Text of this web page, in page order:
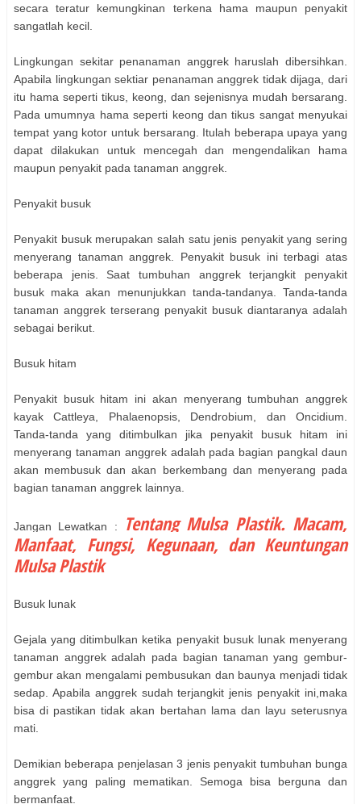
secara teratur kemungkinan terkena hama maupun penyakit
sangatlah kecil.
Lingkungan sekitar penanaman anggrek haruslah dibersihkan.
Apabila lingkungan sektiar penanaman anggrek tidak dijaga, dari
itu hama seperti tikus, keong, dan sejenisnya mudah bersarang.
Pada umumnya hama seperti keong dan tikus sangat menyukai
tempat yang kotor untuk bersarang. Itulah beberapa upaya yang
dapat dilakukan untuk mencegah dan mengendalikan hama
maupun penyakit pada tanaman anggrek.
Penyakit busuk
Penyakit busuk merupakan salah satu jenis penyakit yang sering
menyerang tanaman anggrek. Penyakit busuk ini terbagi atas
beberapa jenis. Saat tumbuhan anggrek terjangkit penyakit
busuk maka akan menunjukkan tanda-tandanya. Tanda-tanda
tanaman anggrek terserang penyakit busuk diantaranya adalah
sebagai berikut.
Busuk hitam
Penyakit busuk hitam ini akan menyerang tumbuhan anggrek
kayak Cattleya, Phalaenopsis, Dendrobium, dan Oncidium.
Tanda-tanda yang ditimbulkan jika penyakit busuk hitam ini
menyerang tanaman anggrek adalah pada bagian pangkal daun
akan membusuk dan akan berkembang dan menyerang pada
bagian tanaman anggrek lainnya.
Jangan Lewatkan :
Tentang Mulsa Plastik. Macam,
Manfaat, Fungsi, Kegunaan, dan Keuntungan
Mulsa Plastik
Busuk lunak
Gejala yang ditimbulkan ketika penyakit busuk lunak menyerang
tanaman anggrek adalah pada bagian tanaman yang gembur-
gembur akan mengalami pembusukan dan baunya menjadi tidak
sedap. Apabila anggrek sudah terjangkit jenis penyakit ini,maka
bisa di pastikan tidak akan bertahan lama dan layu seterusnya
mati.
Demikian beberapa penjelasan 3 jenis penyakit tumbuhan bunga
anggrek yang paling mematikan. Semoga bisa berguna dan
bermanfaat.